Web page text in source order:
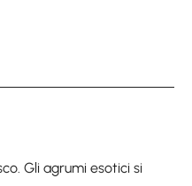
Gli agrumi esotici si